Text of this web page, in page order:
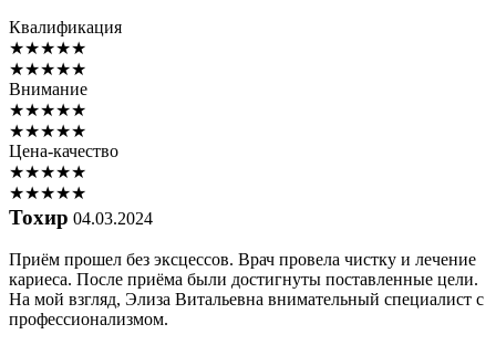
Квалификация
★★★★★
★★★★★
Внимание
★★★★★
★★★★★
Цена-качество
★★★★★
★★★★★
Тохир 04.03.2024
Приём прошел без эксцессов. Врач провела чистку и лечение
кариеса. После приёма были достигнуты поставленные цели.
На мой взгляд, Элиза Витальевна внимательный специалист с
профессионализмом.